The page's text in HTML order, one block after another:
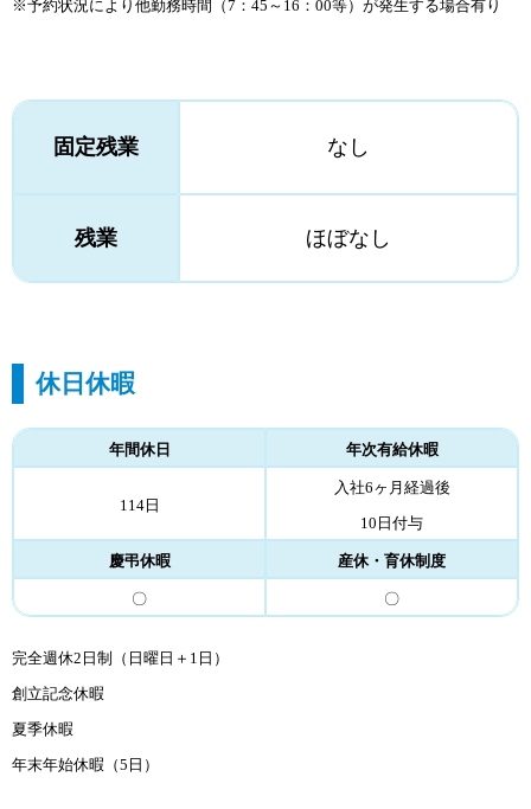
※予約状況により他勤務時間（7：45～16：00等）が発生する場合有り
固定残業 なし
残業 ほぼなし
休日休暇
年間休日 年次有給休暇
114日
入社6ヶ月経過後
10日付与
慶弔休暇 産休・育休制度
〇 〇
完全週休2日制（日曜日＋1日）
創立記念休暇
夏季休暇
年末年始休暇（5日）